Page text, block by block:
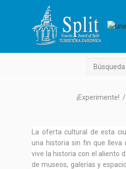
¡Experimente! /
La oferta cultural de esta
una historia sin fin que lleva
vive la historia con el aliento
de museos, galerías y